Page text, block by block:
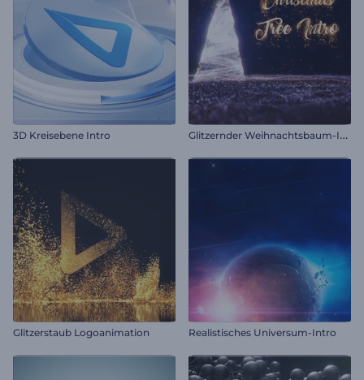
3D Kreisebene Intro G
litzernder Weihnachtsbaum-Intro
Glitzerstaub Logoanimation Realistisches Universum-Intro